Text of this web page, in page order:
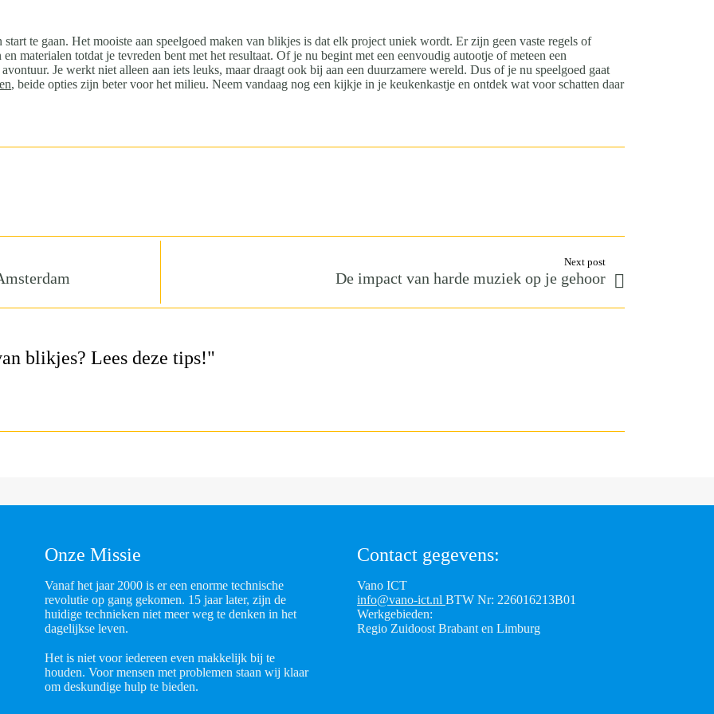
te gaan. Het mooiste aan speelgoed maken van blikjes is dat elk project uniek wordt. Er zijn geen vaste regels of
materialen totdat je tevreden bent met het resultaat. Of je nu begint met een eenvoudig autootje of meteen een
Je werkt niet alleen aan iets leuks, maar draagt ook bij aan een duurzamere wereld. Dus of je nu speelgoed gaat
, beide opties zijn beter voor het milieu. Neem vandaag nog een kijkje in je keukenkastje en ontdek wat voor schatten daar
Next post
De impact van harde muziek op je gehoor
blikjes? Lees deze tips!"
Onze Missie
Vanaf het jaar 2000 is er een enorme technische
revolutie op gang gekomen. 15 jaar later, zijn de
huidige technieken niet meer weg te denken in het
dagelijkse leven.
Het is niet voor iedereen even makkelijk bij te
houden. Voor mensen met problemen staan wij klaar
om deskundige hulp te bieden.
Contact gegevens:
Vano ICT
info@vano-ict.nl BTW Nr: 226016213B01
Werkgebieden:
Regio Zuidoost Brabant en Limburg